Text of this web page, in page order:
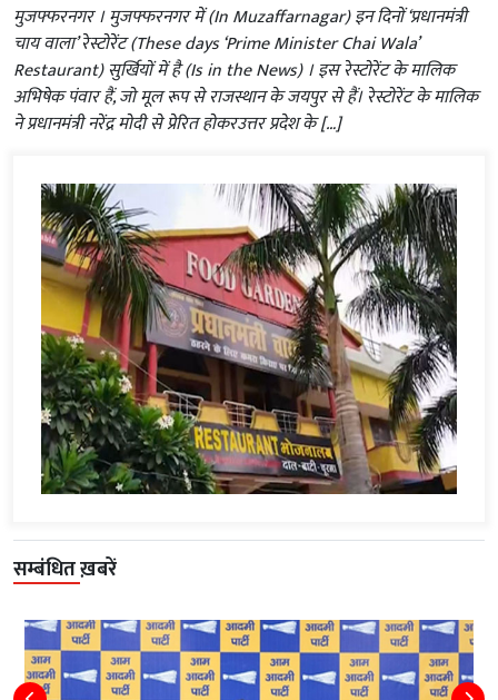
मुजफ्फरनगर । मुजफ्फरनगर में (In Muzaffarnagar) इन दिनों ‘प्रधानमंत्री
चाय वाला’ रेस्टोरेंट (These days ‘Prime Minister Chai Wala’
Restaurant) सुर्खियों में है (Is in the News) । इस रेस्टोरेंट के मालिक
अभिषेक पंवार हैं, जो मूल रूप से राजस्थान के जयपुर से हैं। रेस्टोरेंट के मालिक
ने प्रधानमंत्री नरेंद्र मोदी से प्रेरित होकरउत्तर प्रदेश के […]
सम्बंधित ख़बरें